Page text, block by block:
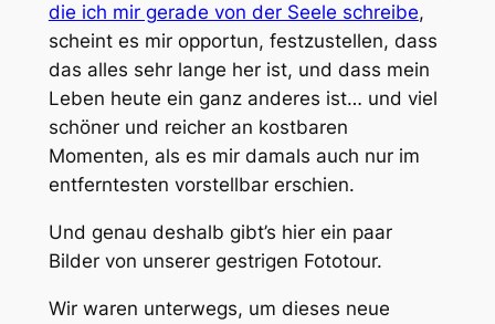
die ich mir gerade von der Seele schreibe,
scheint es mir opportun, festzustellen, dass
das alles sehr lange her ist, und dass mein
Leben heute ein ganz anderes ist… und viel
schöner und reicher an kostbaren
Momenten, als es mir damals auch nur im
entferntesten vorstellbar erschien.
Und genau deshalb gibt’s hier ein paar
Bilder von unserer gestrigen Fototour.
Wir waren unterwegs, um dieses neue